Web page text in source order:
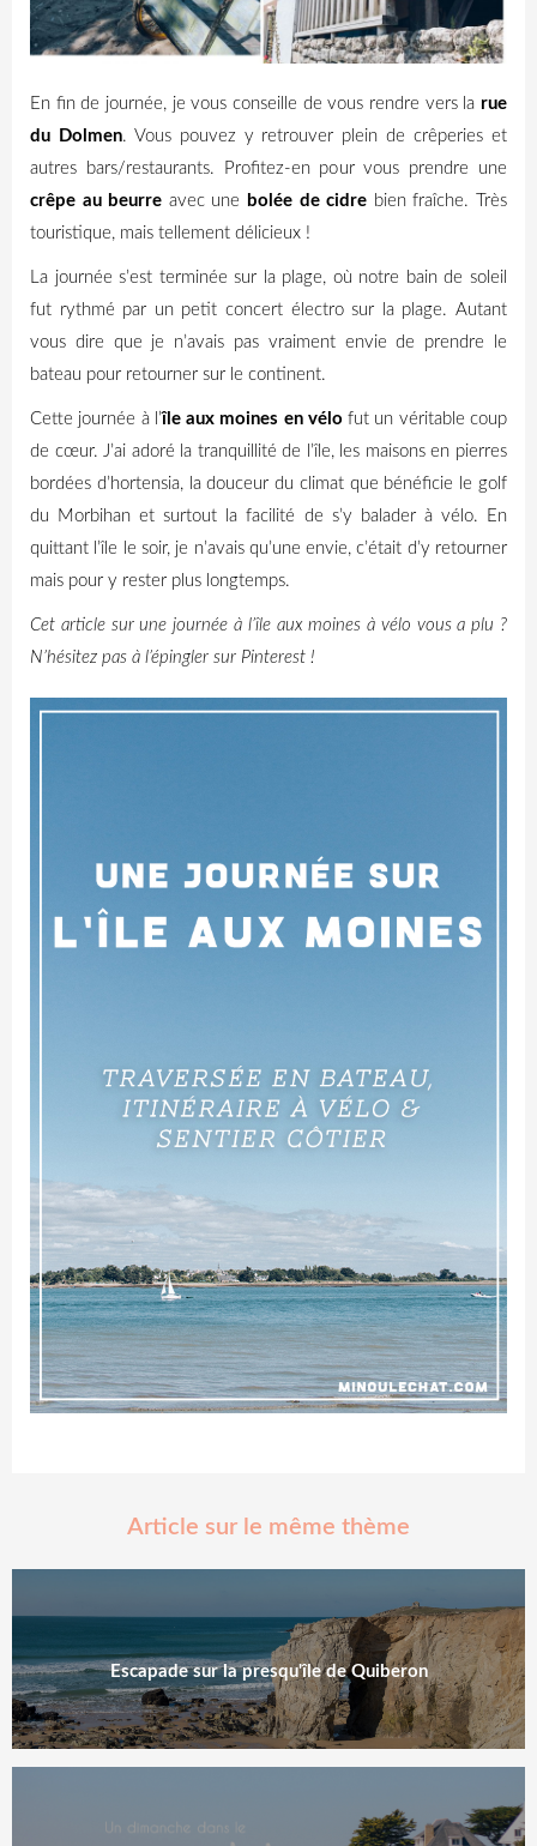
En fin de journée, je vous conseille de vous rendre vers la rue
du Dolmen. Vous pouvez y retrouver plein de crêperies et
autres bars/restaurants. Profitez-en pour vous prendre une
crêpe au beurre avec une bolée de cidre bien fraîche. Très
touristique, mais tellement délicieux !
La journée s’est terminée sur la plage, où notre bain de soleil
fut rythmé par un petit concert électro sur la plage. Autant
vous dire que je n’avais pas vraiment envie de prendre le
bateau pour retourner sur le continent.
Cette journée à l’île aux moines en vélo fut un véritable coup
de cœur. J’ai adoré la tranquillité de l’île, les maisons en pierres
bordées d’hortensia, la douceur du climat que bénéficie le golf
du Morbihan et surtout la facilité de s’y balader à vélo. En
quittant l’île le soir, je n’avais qu’une envie, c’était d’y retourner
mais pour y rester plus longtemps.
Cet article sur une journée à l’île aux moines à vélo vous a plu ?
N’hésitez pas à l’épingler sur Pinterest !
Article sur le même thème
Escapade sur la presqu'île de Quiberon